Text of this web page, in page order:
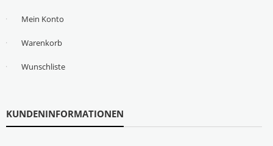
Mein Konto
Warenkorb
Wunschliste
KUNDENINFORMATIONEN